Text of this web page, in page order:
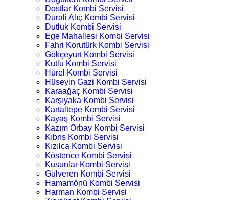
Dostlar Kombi Servisi
Durali Alıç Kombi Servisi
Dutluk Kombi Servisi
Ege Mahallesi Kombi Servisi
Fahri Korutürk Kombi Servisi
Gökçeyurt Kombi Servisi
Kutlu Kombi Servisi
Hürel Kombi Servisi
Hüseyin Gazi Kombi Servisi
Karaağaç Kombi Servisi
Karşıyaka Kombi Servisi
Kartaltepe Kombi Servisi
Kayaş Kombi Servisi
Kazım Orbay Kombi Servisi
Kıbrıs Kombi Servisi
Kızılca Kombi Servisi
Köstence Kombi Servisi
Kusunlar Kombi Servisi
Gülveren Kombi Servisi
Hamamönü Kombi Servisi
Harman Kombi Servisi